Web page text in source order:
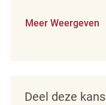
Meer Weergeven
Deel deze kans